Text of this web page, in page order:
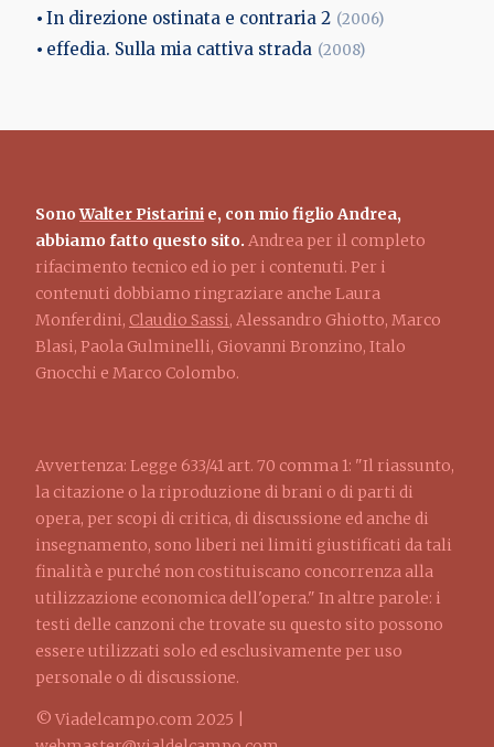
In direzione ostinata e contraria 2 (2006)
effedia. Sulla mia cattiva strada (2008)
SonoWalter Pistarini e, con mio figlio Andrea,
abbiamo fatto questo sito. Andrea per il completo
rifacimento tecnico ed io per i contenuti. Per i
contenuti dobbiamo ringraziare anche Laura
Monferdini, Claudio Sassi, Alessandro Ghiotto, Marco
Blasi, Paola Gulminelli, Giovanni Bronzino, Italo
Gnocchi e Marco Colombo.
Avvertenza: Legge 633/41 art. 70 comma 1: "Il riassunto,
la citazione o la riproduzione di brani o di parti di
opera, per scopi di critica, di discussione ed anche di
insegnamento, sono liberi nei limiti giustificati da tali
finalità e purché non costituiscano concorrenza alla
utilizzazione economica dell'opera." In altre parole: i
testi delle canzoni che trovate su questo sito possono
essere utilizzati solo ed esclusivamente per uso
personale o di discussione.
© Viadelcampo.com 2025 |